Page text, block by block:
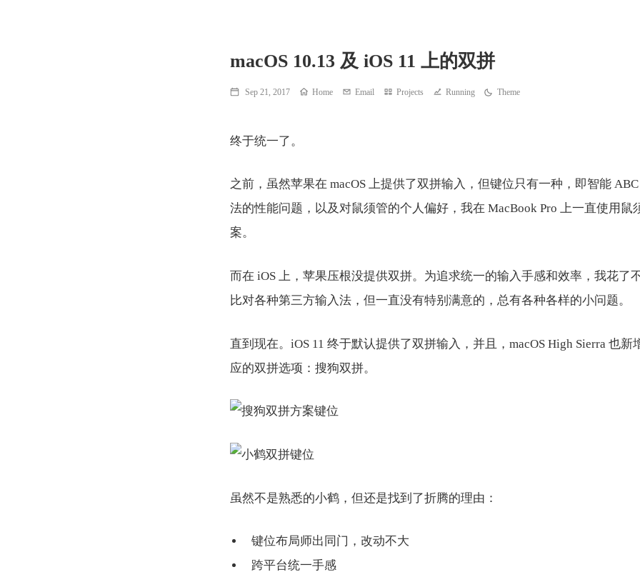
macOS 10.13 及 iOS 11 上的双拼
Sep 21, 2017 Home Email Projects Running Theme
终于统一了。
之前，虽然苹果在 macOS 上提供了双拼输入，但键位只有一种，即智能
法的性能问题，以及对鼠须管的个人偏好，我在 MacBook Pro 上一直使用鼠
案。
而在 iOS 上，苹果压根没提供双拼。为追求统一的输入手感和效率，我花了
比对各种第三方输入法，但一直没有特别满意的，总有各种各样的小问题。
直到现在。iOS 11 终于默认提供了双拼输入，并且，macOS High Sierra 也新
应的双拼选项：搜狗双拼。
虽然不是熟悉的小鹤，但还是找到了折腾的理由：
键位布局师出同门，改动不大
跨平台统一手感